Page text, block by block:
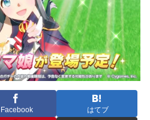
Facebook はてブ